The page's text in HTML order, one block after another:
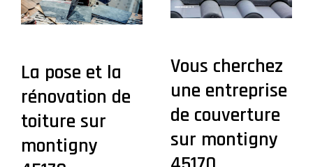
La pose et la
rénovation de
toiture sur
montigny
Vous cherchez
une entreprise
de couverture
sur montigny